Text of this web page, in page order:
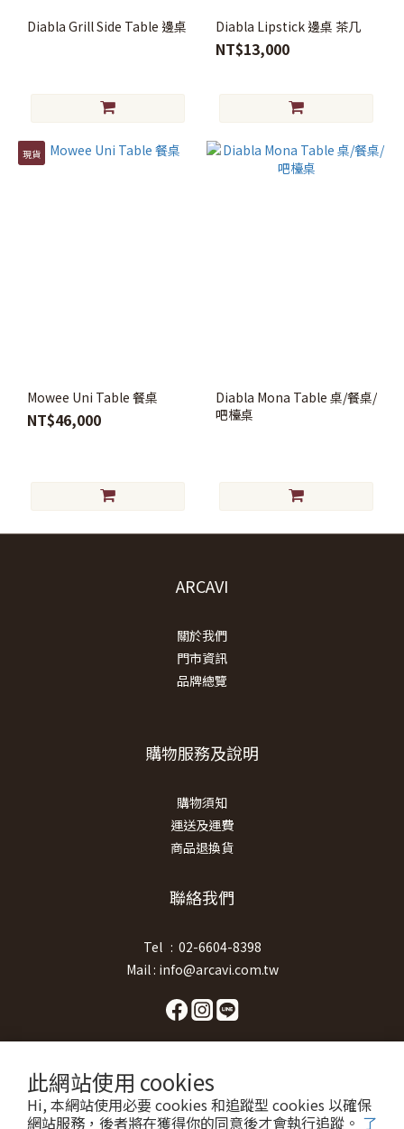
此網站使用 cookies
Hi, 本網站使用必要 cookies 和追蹤型 cookies 以確保
網站服務，後者將在獲得你的同意後才會執行追蹤。 了
Diabla Grill Side Table 邊桌 Diabla Lipstick 邊桌 茶几
NT$13,000
現貨
Mowee Uni Table 餐桌
NT$46,000
Diabla Mona Table 桌/餐桌/
吧檯桌
ARCAVI
關於我們
門市資訊
品牌總覽
購物服務及說明
購物須知
運送及運費
商品退換貨
聯絡我們
Tel : 02-6604-8398
Mail : info@arcavi.com.tw